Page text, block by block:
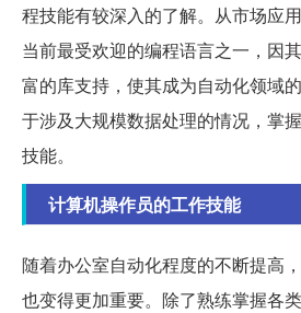
程技能有较深入的了解。从市场应
当前最受欢迎的编程语言之一，因
富的库支持，使其成为自动化领域
于涉及大规模数据处理的情况，掌
技能。
计算机操作员的工作技能
随着办公室自动化程度的不断提高
也变得更加重要。除了熟练掌握各